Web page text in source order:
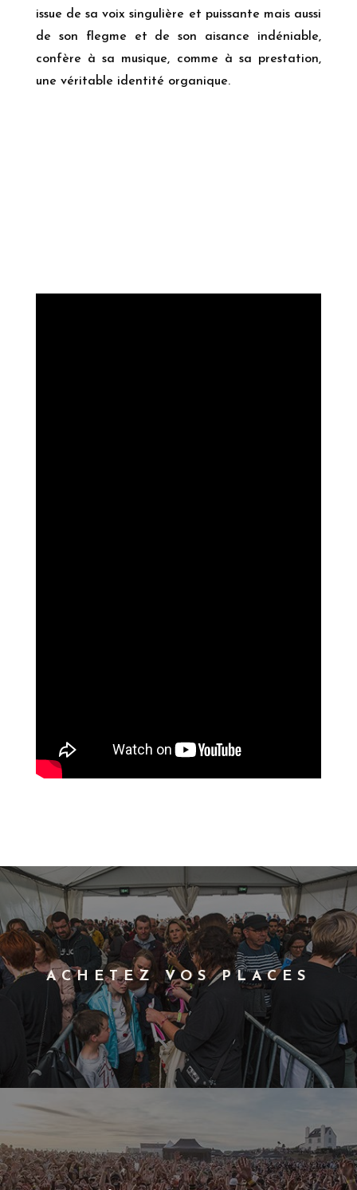
issue de sa voix singulière et puissante mais aussi
de son flegme et de son aisance indéniable,
confère à sa musique, comme à sa prestation,
une véritable identité organique.
ACHETEZ VOS PLACES